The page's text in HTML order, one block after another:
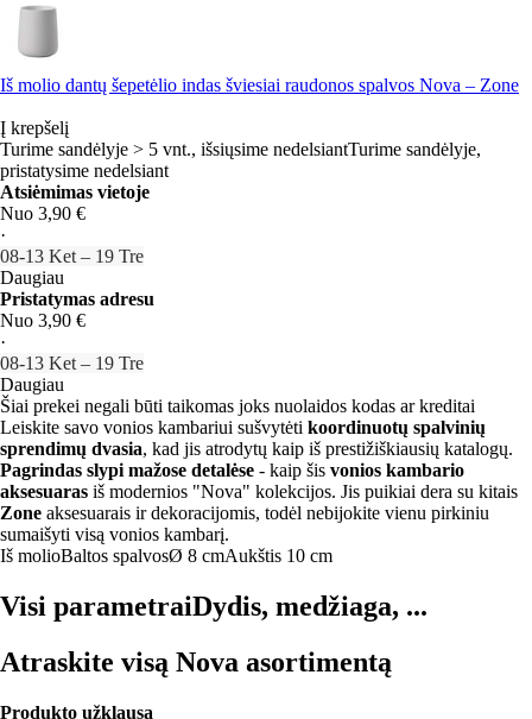
Iš molio dantų šepetėlio indas šviesiai raudonos spalvos Nova – Zone
Į krepšelį
Turime sandėlyje > 5 vnt., išsiųsime nedelsiantTurime sandėlyje,
pristatysime nedelsiant
Atsiėmimas vietoje
Nuo 3,90 €
·
08‑13 Ket – 19 Tre
Daugiau
Pristatymas adresu
Nuo 3,90 €
·
08‑13 Ket – 19 Tre
Daugiau
Šiai prekei negali būti taikomas joks nuolaidos kodas ar kreditai
Leiskite savo vonios kambariui sušvytėti koordinuotų spalvinių
sprendimų dvasia, kad jis atrodytų kaip iš prestižiškiausių katalogų.
Pagrindas slypi mažose detalėse - kaip šis vonios kambario
aksesuaras iš modernios "Nova" kolekcijos. Jis puikiai dera su kitais
Zone aksesuarais ir dekoracijomis, todėl nebijokite vienu pirkiniu
sumaišyti visą vonios kambarį.
Iš molioBaltos spalvosØ 8 cmAukštis 10 cm
Visi parametraiDydis, medžiaga, ...
Atraskite visą Nova asortimentą
Produkto užklausa